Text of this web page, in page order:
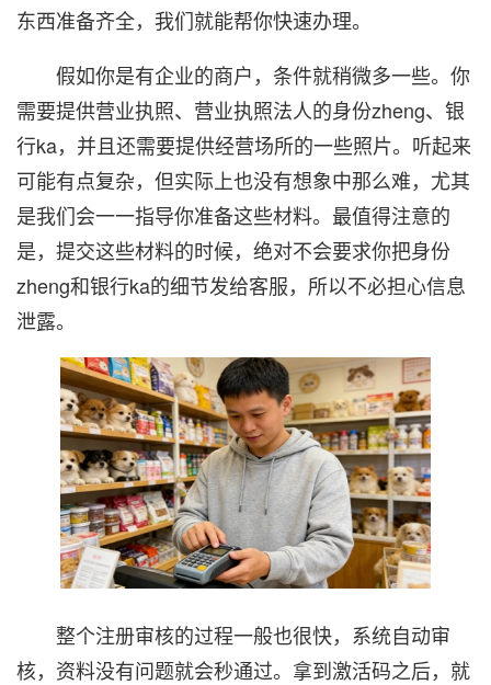
东西准备齐全，我们就能帮你快速办理。
假如你是有企业的商户，条件就稍微多一些。你
需要提供营业执照、营业执照法人的身份zheng、银
行ka，并且还需要提供经营场所的一些照片。听起来
可能有点复杂，但实际上也没有想象中那么难，尤其
是我们会一一指导你准备这些材料。最值得注意的
是，提交这些材料的时候，绝对不会要求你把身份
zheng和银行ka的细节发给客服，所以不必担心信息
泄露。
整个注册审核的过程一般也很快，系统自动审
核，资料没有问题就会秒通过。拿到激活码之后，就